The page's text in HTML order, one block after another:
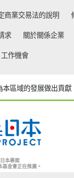
商業交易法的說明
求
關於關係企業
工作機會
區域的發展做出貢獻
本專案
基金會正在推廣。